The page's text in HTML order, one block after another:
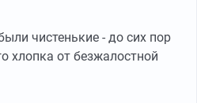
чистенькие - до сих пор
хлопка от безжалостной